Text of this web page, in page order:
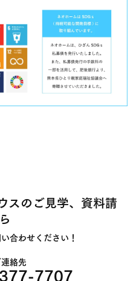
スのご見学、資料請
合わせください！
絡先
7707